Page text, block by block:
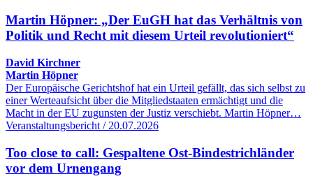
Martin Höpner: „Der EuGH hat das Verhältnis von
Politik und Recht mit diesem Urteil revolutioniert“
David Kirchner
Martin Höpner
Der Europäische Gerichtshof hat ein Urteil gefällt, das sich selbst zu
einer Werteaufsicht über die Mitgliedstaaten ermächtigt und die
Macht in der EU zugunsten der Justiz verschiebt. Martin Höpner…
Veranstaltungsbericht / 20.07.2026
Too close to call: Gespaltene Ost-Bindestrichländer
vor dem Urnengang